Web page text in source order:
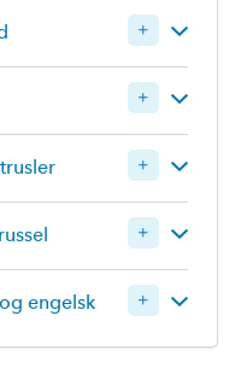
engelsk